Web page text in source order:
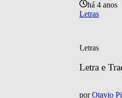
há 4 anos
Letras
Letras
Letra e
por Otavio